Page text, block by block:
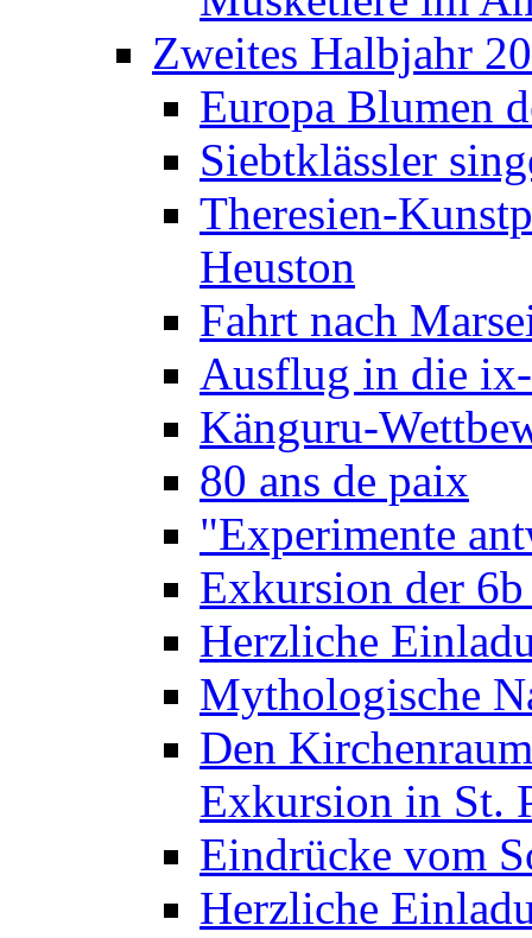
Zweites Halbjahr
Europa Blumen
Siebtklässler
Theresien-
Heuston
Fahrt nach
Ausflug in die
Känguru-
80 ans de paix
"Experimente
Exkursion der
Herzliche
Mythologische
Den
Exkursion in St.
Eindrücke vom
Herzliche